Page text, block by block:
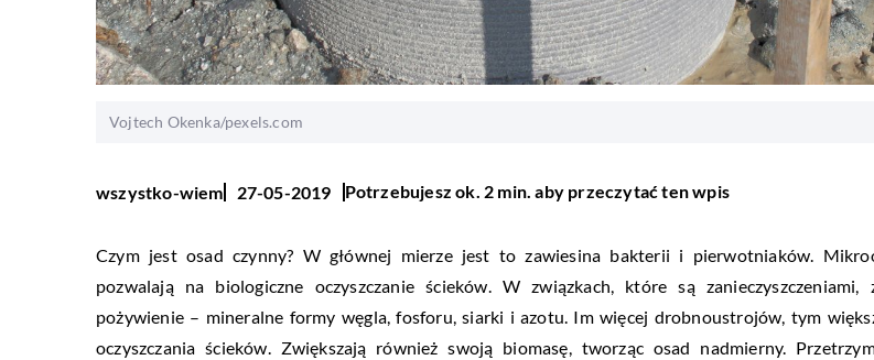
Vojtech Okenka/pexels.com
wszystko-wiem 27-05-2019 Potrzebujesz ok. 2 min. aby przeczytać ten wpis
Czym jest osad czynny? W głównej mierze jest to zawiesina bakterii i pierwotniaków.
pozwalają na biologiczne oczyszczanie ścieków. W związkach, które są zanieczyszczeniami,
pożywienie – mineralne formy węgla, fosforu, siarki i azotu. Im więcej drobnoustrojów, tym
oczyszczania ścieków. Zwiększają również swoją biomasę, tworząc osad nadmierny.